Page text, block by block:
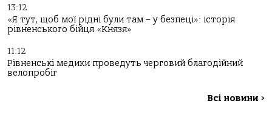
13:12
«Я тут, щоб мої рідні були там – у безпеці»: історія
рівненського бійця «Князя»
11:12
Рівненські медики проведуть черговий благодійний
велопробіг
Всі новини >